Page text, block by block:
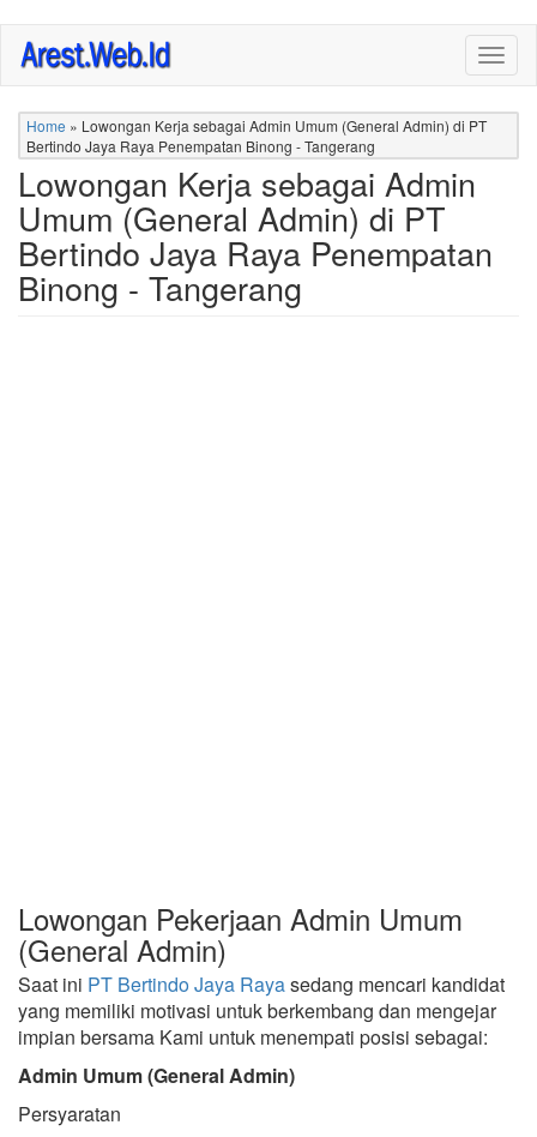
Skip
main
content
Home » Lowongan Kerja sebagai Admin Umum (General Admin) di PT
Bertindo Jaya Raya Penempatan Binong - Tangerang
Lowongan Kerja sebagai Admin
Umum (General Admin) di PT
Bertindo Jaya Raya Penempatan
Binong - Tangerang
Lowongan Pekerjaan Admin Umum
(General Admin)
Saat ini PT Bertindo Jaya Rayasedang mencari kandidat
yang memiliki motivasi untuk berkembang dan mengejar
impian bersama Kami untuk menempati posisi sebagai:
Admin Umum (General Admin)
Persyaratan